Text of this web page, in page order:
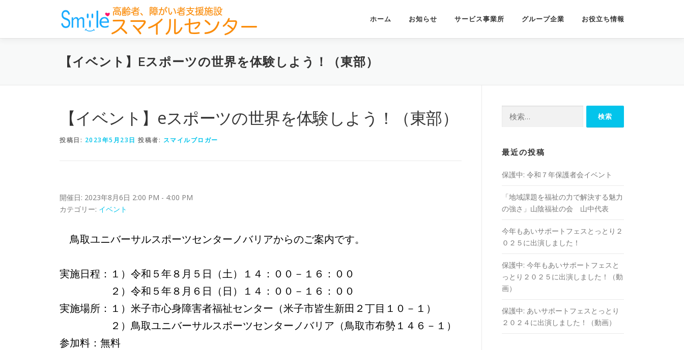
ン
ホーム お知らせ サービス事業所 グループ企業 お役立ち情報
【イベント】Eスポーツの世界を体験しよう！（東部）
【イベント】eスポーツの世界を体験しよう！（東部）
投稿日: 2023年5月23日 投稿者: スマイルブロガー
開催日: 2023年8月6日 2:00 PM - 4:00 PM
カテゴリー: イベント
鳥取ユニバーサルスポーツセンターノバリアからのご案内です。
実施日程：１）令和５年８月５日（土）１４：００－１６：００
２）令和５年８月６日（日）１４：００－１６：００
実施場所：１）米子市心身障害者福祉センター（米子市皆生新田２丁目１０－１）
２）鳥取ユニバーサルスポーツセンターノバリア（鳥取市布勢１４６－１）
参加料：無料
最近の投稿
保護中: 令和７年保護者会イベント
「地域課題を福祉の⼒で解決する魅⼒
の強さ」山陰福祉の会 山中代表
今年もあいサポートフェスとっとり２
０２５に出演しました！
保護中: 今年もあいサポートフェスと
っとり２０２５に出演しました！（動
画）
保護中: あいサポートフェスとっとり
２０２４に出演しました！（動画）